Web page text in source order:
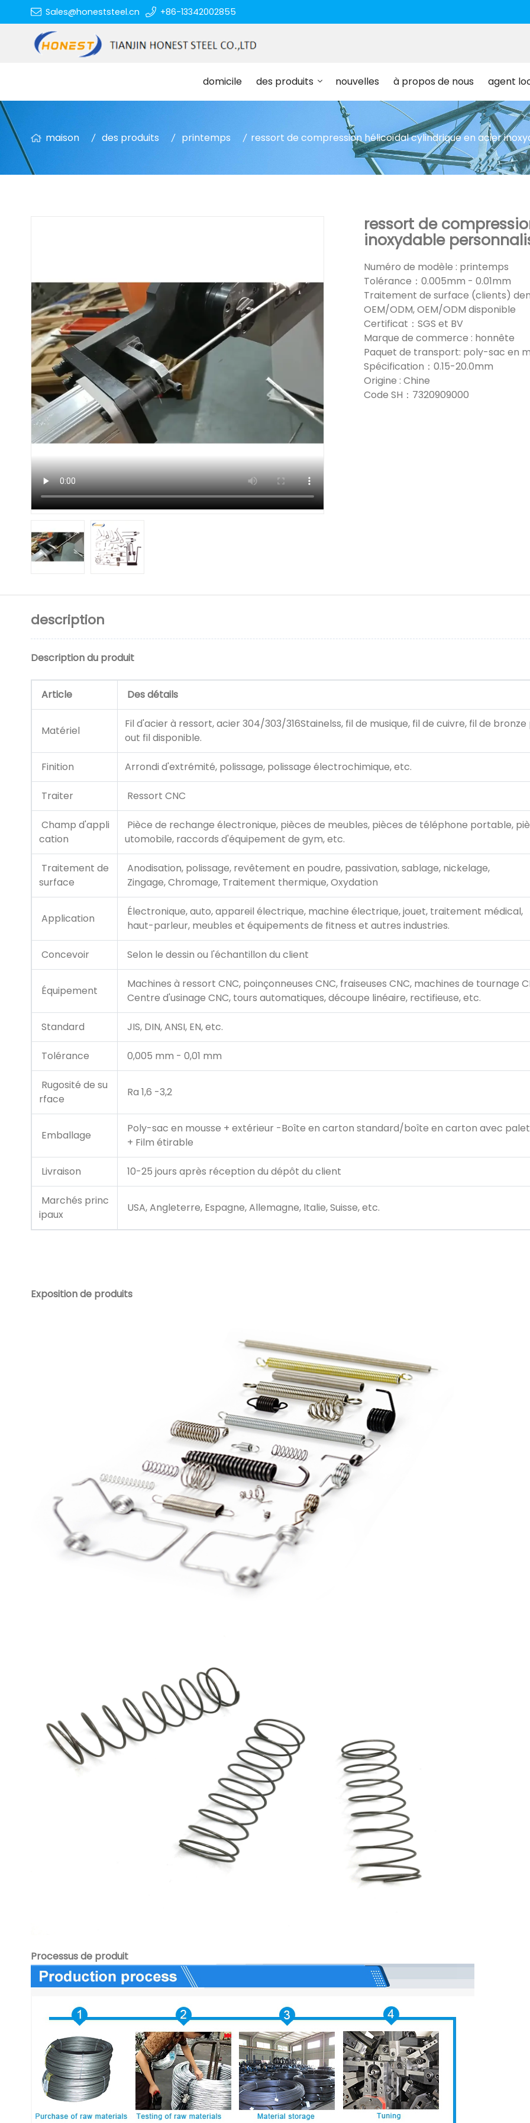
Sales@honeststeel.cn +86-13342002855
domicile des produits nouvelles à propos de nous agent
maison des produits printemps ressort de compression hélicoïdal cylindrique en acier
ressort de
inoxydable
Numéro de modèle : printemps
Tolérance：0.005mm - 0.01mm
Traitement de surface (clients)
OEM/ODM, OEM/ODM disponible
Certificat：SGS et BV
Marque de commerce : honnête
Paquet de transport: poly-sac en
Spécification：0.15-20.0mm
Origine : Chine
Code SH：7320909000
description
Description du produit
Article Des détails
Matériel
Fil d'acier à ressort, acier 304/303/316Stainelss, fil de musique, fil de cuivre, fil de
out fil disponible.
Finition Arrondi d'extrémité, polissage, polissage électrochimique, etc.
Traiter Ressort CNC
Champ d'appli
cation
Pièce de rechange électronique, pièces de meubles, pièces de téléphone portable,
utomobile, raccords d'équipement de gym, etc.
Traitement de
surface
Anodisation, polissage, revêtement en poudre, passivation, sablage, nickelage,
Zingage, Chromage, Traitement thermique, Oxydation
Application
Électronique, auto, appareil électrique, machine électrique, jouet, traitement médical,
haut-parleur, meubles et équipements de fitness et autres industries.
Concevoir Selon le dessin ou l'échantillon du client
Équipement
Machines à ressort CNC, poinçonneuses CNC, fraiseuses CNC, machines de tournage
Centre d'usinage CNC, tours automatiques, découpe linéaire, rectifieuse, etc.
Standard JIS, DIN, ANSI, EN, etc.
Tolérance 0,005 mm - 0,01 mm
Rugosité de su
rface
Ra 1,6 -3,2
Emballage
Poly-sac en mousse + extérieur -Boîte en carton standard/boîte en carton avec
+ Film étirable
Livraison 10-25 jours après réception du dépôt du client
Marchés princ
ipaux
USA, Angleterre, Espagne, Allemagne, Italie, Suisse, etc.
Exposition de produits
Processus de produit